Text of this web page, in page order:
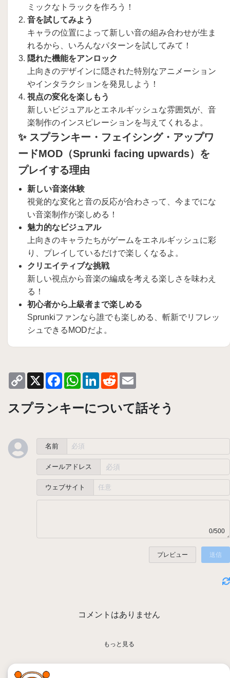
ミックなトラックを作ろう！
音を試してみよう
キャラの位置によって新しい音の組み合わせが生ま
れるから、いろんなパターンを試してみて！
隠れた機能をアンロック
上向きのデザインに隠された特別なアニメーション
やインタラクションを発見しよう！
視点の変化を楽しもう
新しいビジュアルとエネルギッシュな雰囲気が、音
楽制作のインスピレーションを与えてくれるよ。
✨ スプランキー・フェイシング・アップワ
ードMOD（Sprunki facing upwards）を
プレイする理由
新しい音楽体験
視覚的な変化と音の反応が合わさって、今までにな
い音楽制作が楽しめる！
魅力的なビジュアル
上向きのキャラたちがゲームをエネルギッシュに彩
り、プレイしているだけで楽しくなるよ。
クリエイティブな挑戦
新しい視点から音楽の編成を考える楽しさを味わえ
る！
初心者から上級者まで楽しめる
Sprunkiファンなら誰でも楽しめる、斬新でリフレッ
シュできるMODだよ。
Copy
Link
X FacebookWhatsApp
LinkedIn
Reddit
スプランキーについて話そう
名前
メールアドレス
ウェブサイト
0/500
プレビュー 送信
コメントはありません
もっと見る